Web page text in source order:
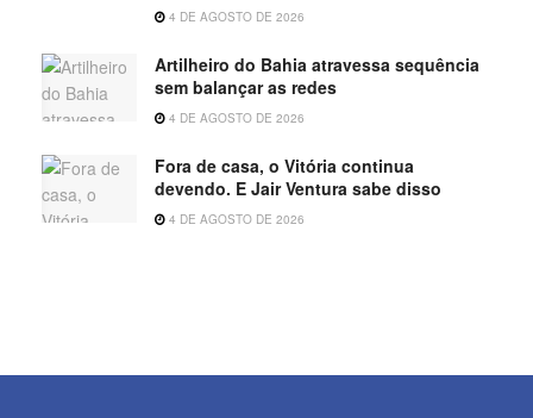
4 DE AGOSTO DE 2026
Artilheiro do Bahia atravessa sequência
sem balançar as redes
4 DE AGOSTO DE 2026
Fora de casa, o Vitória continua
devendo. E Jair Ventura sabe disso
4 DE AGOSTO DE 2026